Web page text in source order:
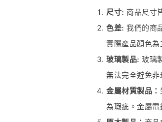
尺寸: 商品尺寸
色差: 我們的商
實際產品顏色為
玻璃製品: 玻璃
無法完全避免非
金屬材質製品：
為瑕疵。金屬電